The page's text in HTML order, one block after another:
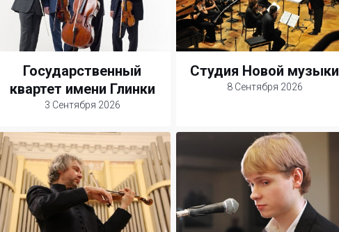
Государственный
квартет имени Глинки
3 Сентября 2026
Студия Новой музыки
8 Сентября 2026